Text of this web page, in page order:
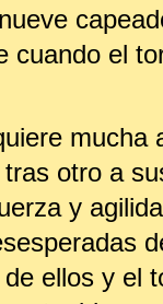
cuando el
mucha
otro a
y
ellos y el